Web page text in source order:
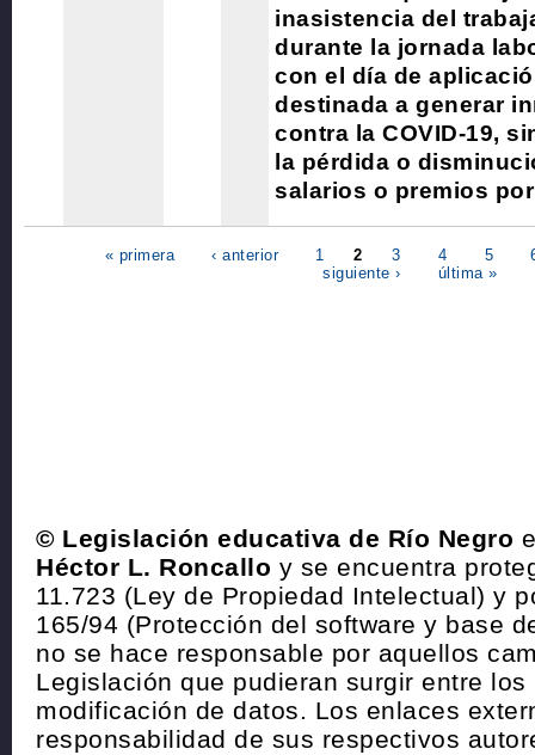
inasistencia del
durante la jornada
con el día de
destinada a generar
contra la COVID-19,
la pérdida o
salarios o premios
« primera ‹ anterior 1 2 3 4 5
siguiente ›
última »
© Legislación educativa de Río Negro
Héctor L. Roncallo y se encuentra
11.723 (Ley de Propiedad Intelectual) y
165/94 (Protección del software y base
no se hace responsable por aquellos
Legislación que pudieran surgir entre los
modificación de datos. Los enlaces
responsabilidad de sus respectivos